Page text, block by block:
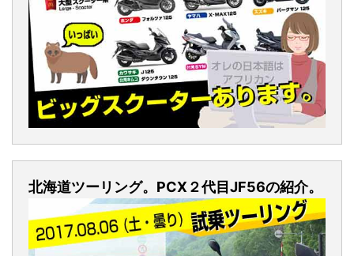
北海道ツーリング。PCX２代目JF56の紹介。